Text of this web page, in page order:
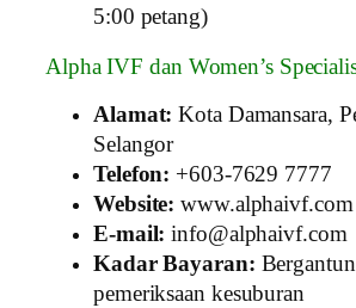
5:00 petang)
Alpha IVF dan Women’s
Alamat: Kota Damansara,
Selangor
Telefon: +603‑7629 7777
Website: www.alphaivf.com
E-mail: info@alphaivf.com
Kadar Bayaran:
pemeriksaan kesuburan